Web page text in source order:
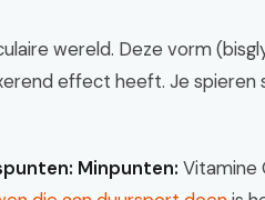
wereld. Deze vorm
effect heeft. Je spieren
Minpunten: Vitamine